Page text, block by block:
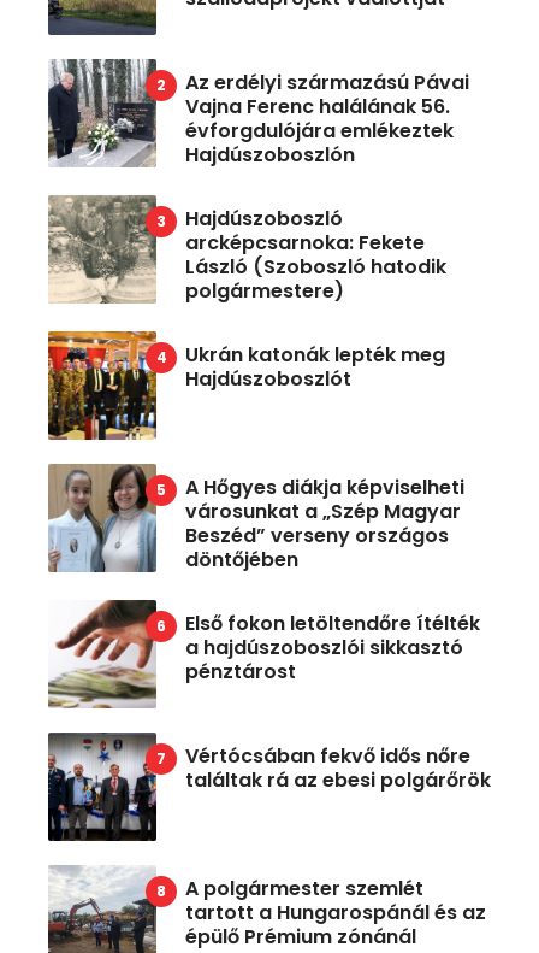
Az erdélyi származású Pávai
Vajna Ferenc halálának 56.
évforgdulójára emlékeztek
Hajdúszoboszlón
Hajdúszoboszló
arcképcsarnoka: Fekete
László (Szoboszló hatodik
polgármestere)
Ukrán katonák lepték meg
Hajdúszoboszlót
A Hőgyes diákja képviselheti
városunkat a „Szép Magyar
Beszéd” verseny országos
döntőjében
Első fokon letöltendőre ítélték
a hajdúszoboszlói sikkasztó
pénztárost
Vértócsában fekvő idős nőre
találtak rá az ebesi polgárőrök
A polgármester szemlét
tartott a Hungarospánál és az
épülő Prémium zónánál